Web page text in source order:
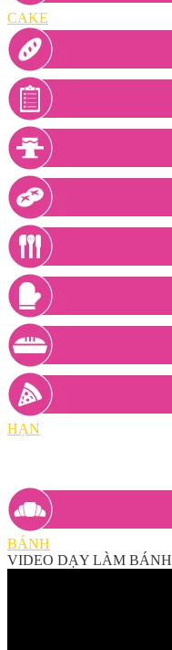
CAKE
HẠN
BÁNH
VIDEO DẠY LÀM BÁNH